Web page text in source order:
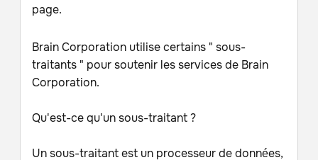
page.
Brain Corporation utilise certains " sous-
traitants " pour soutenir les services de Brain
Corporation.
Qu'est-ce qu'un sous-traitant ?
Un sous-traitant est un processeur de données,